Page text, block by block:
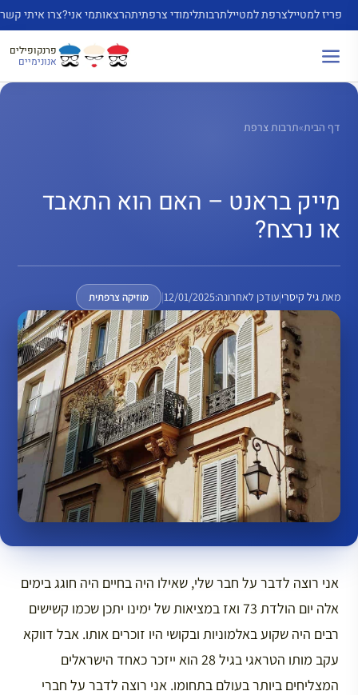
לדלג
לתוכן
פריז למטיילצרפת למטיילתרבותלימודי צרפתיתהרצאותמי אני?צרו איתי קשר
פרנקופילים
אנונימיים
דף הבית»תרבות צרפת
מייק בראנט – האם הוא התאבד
או נרצח?
מאתגיל קיסרי|עודכן לאחרונה:12/01/2025
| מוזיקה צרפתית
אני רוצה לדבר על חבר שלי, שאילו היה בחיים היה חוגג בימים
אלה יום הולדת 73 ואז במציאות של ימינו יתכן שכמו קשישים
רבים היה שקוע באלמוניות ובקושי היו זוכרים אותו. אבל דווקא
עקב מותו הטראגי בגיל 28 הוא ייזכר כאחד הישראלים
המצליחים ביותר בעולם בתחומו. אני רוצה לדבר על חברי